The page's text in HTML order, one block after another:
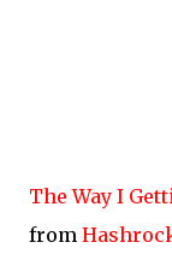
The Way I
from